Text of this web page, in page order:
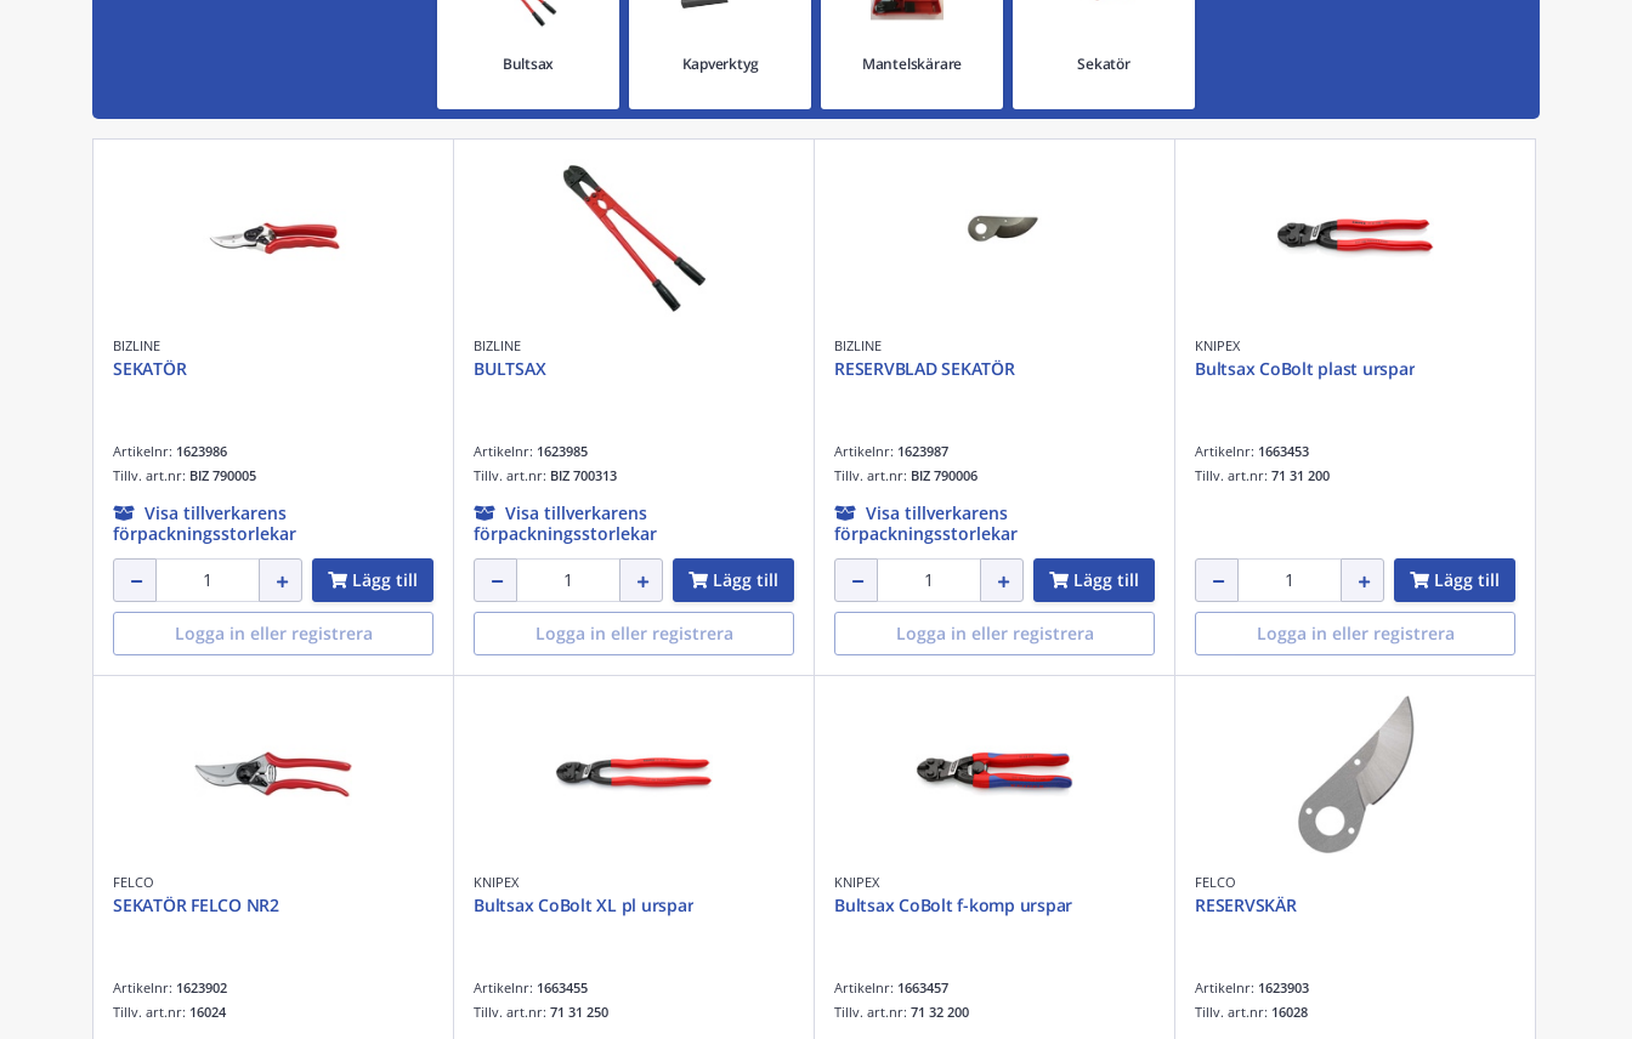
Bultsax Kapverktyg Mantelskärare Sekatör
BIZLINE
SEKATÖR
Artikelnr: 1623986
Tillv. art.nr: BIZ 790005
Visa tillverkarens
förpackningsstorlekar
Lägg till
Logga in eller registrera
BIZLINE
BULTSAX
Artikelnr: 1623985
Tillv. art.nr: BIZ 700313
Visa tillverkarens
förpackningsstorlekar
Lägg till
Logga in eller registrera
BIZLINE
RESERVBLAD SEKATÖR
Artikelnr: 1623987
Tillv. art.nr: BIZ 790006
Visa tillverkarens
förpackningsstorlekar
Lägg till
Logga in eller registrera
KNIPEX
Bultsax CoBolt plast urspar
Artikelnr: 1663453
Tillv. art.nr: 71 31 200
Lägg till
Logga in eller registrera
FELCO
SEKATÖR FELCO NR2
Artikelnr: 1623902
Tillv. art.nr: 16024
KNIPEX
Bultsax CoBolt XL pl urspar
Artikelnr: 1663455
Tillv. art.nr: 71 31 250
KNIPEX
Bultsax CoBolt f-komp urspar
Artikelnr: 1663457
Tillv. art.nr: 71 32 200
FELCO
RESERVSKÄR
Artikelnr: 1623903
Tillv. art.nr: 16028